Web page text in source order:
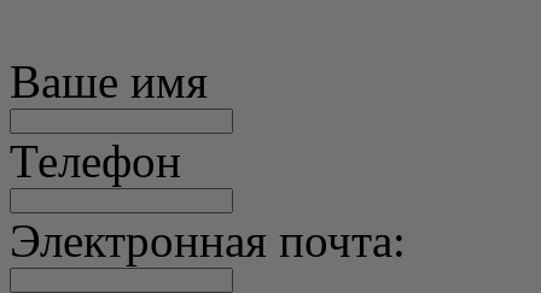
Ваше имя
Телефон
Электронная почта: